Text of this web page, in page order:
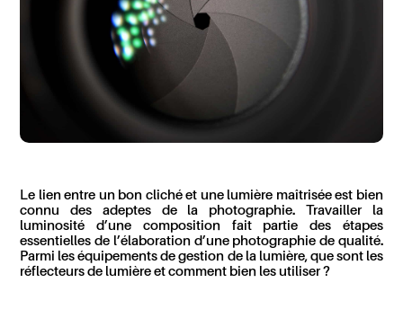
Le lien entre un bon cliché et une lumière maîtrisée est bien
connu des adeptes de la photographie. Travailler la
luminosité d’une composition fait partie des étapes
essentielles de l’élaboration d’une photographie de qualité.
Parmi les équipements de gestion de la lumière, que sont les
réflecteurs de lumière et comment bien les utiliser ?